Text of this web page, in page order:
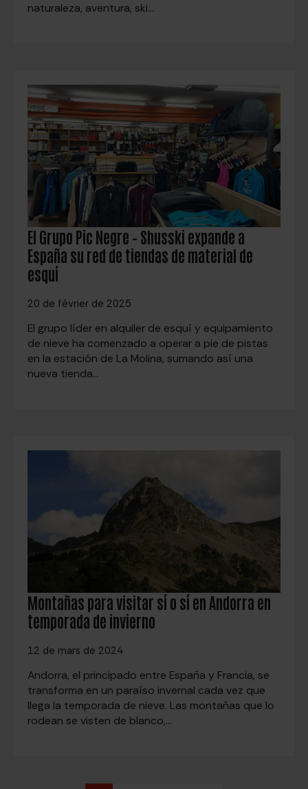
naturaleza, aventura, ski…
El Grupo Pic Negre – Shusski expande a
España su red de tiendas de material de
esquí
20 de février de 2025
El grupo líder en alquiler de esquí y equipamiento
de nieve ha comenzado a operar a pie de pistas
en la estación de La Molina, sumando así una
nueva tienda…
Montañas para visitar sí o sí en Andorra en
temporada de invierno
12 de mars de 2024
Andorra, el principado entre España y Francia, se
transforma en un paraíso invernal cada vez que
llega la temporada de nieve. Las montañas que lo
rodean se visten de blanco,…